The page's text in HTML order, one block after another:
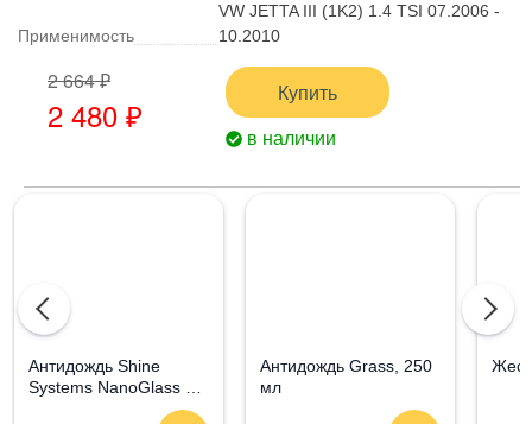
Применимость
VW JETTA III (1K2) 1.4 TSI 07.2006 -
10.2010
2 664 ₽
2 480 ₽
Купить
в наличии
Aнтидождь Shine
Systems NanoGlass Kit
- Набор по уходу за
Антидождь Grass, 250
мл